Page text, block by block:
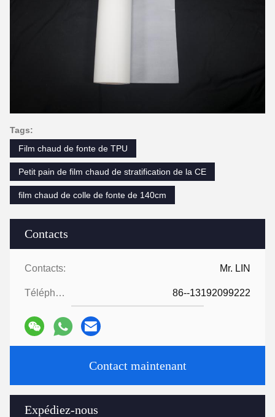
Contacts
Contacts: Mr. LIN
Téléphone: 86--13192099222
Contact maintenant
Expédiez-nous
Tags:
Film chaud de fonte de TPU
Petit pain de film chaud de stratification de la CE
film chaud de colle de fonte de 140cm